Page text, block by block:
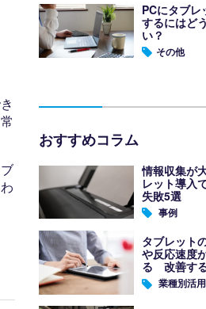
PCにタブレ
するにはど
い？
その他
おすすめコラム
情報収集が
レット導入
失敗5選
事例
タブレット
や反応速度
る 改善す
業種別活